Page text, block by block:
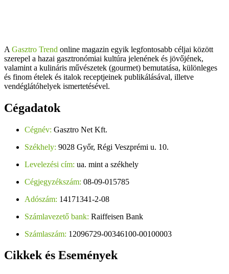
A Gasztro Trend online magazin egyik legfontosabb céljai között
szerepel a hazai gasztronómiai kultúra jelenének és jövőjének,
valamint a kulináris művészetek (gourmet) bemutatása, különleges
és finom ételek és italok receptjeinek publikálásával, illetve
vendéglátóhelyek ismertetésével.
Cégadatok
Cégnév: Gasztro Net Kft.
Székhely: 9028 Győr, Régi Veszprémi u. 10.
Levelezési cím: ua. mint a székhely
Cégjegyzékszám: 08-09-015785
Adószám: 14171341-2-08
Számlavezető bank: Raiffeisen Bank
Számlaszám: 12096729-00346100-00100003
Cikkekés Események